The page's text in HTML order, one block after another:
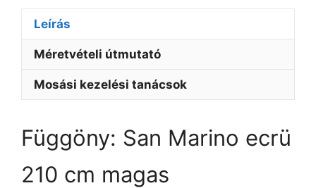
Leírás
Méretvételi útmutató
Mosási kezelési tanácsok
Függöny: San Marino ecrü
210 cm magas